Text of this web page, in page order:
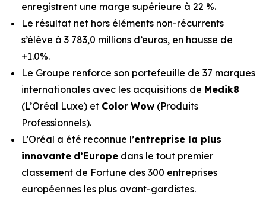
enregistrent une marge supérieure à 22 %.
Le résultat net hors éléments non-récurrents
s’élève à 3 783,0 millions d’euros, en hausse de
+1.0%.
Le Groupe renforce son portefeuille de 37 marques
internationales avec les acquisitions de Medik8
(L’Oréal Luxe) et Color Wow (Produits
Professionnels).
L’Oréal a été reconnue l’entreprise la plus
innovante d’Europe dans le tout premier
classement de Fortune des 300 entreprises
européennes les plus avant-gardistes.